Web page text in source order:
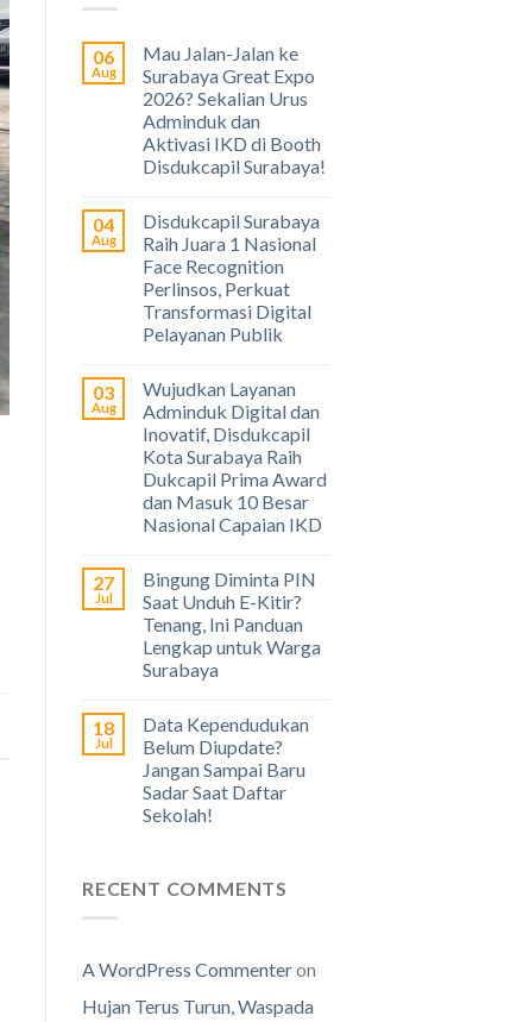
06
Aug
Mau Jalan-Jalan ke
Surabaya Great Expo
2026? Sekalian Urus
Adminduk dan
Aktivasi IKD di Booth
Disdukcapil Surabaya!
04
Aug
Disdukcapil Surabaya
Raih Juara 1 Nasional
Face Recognition
Perlinsos, Perkuat
Transformasi Digital
Pelayanan Publik
03
Aug
Wujudkan Layanan
Adminduk Digital dan
Inovatif, Disdukcapil
Kota Surabaya Raih
Dukcapil Prima Award
dan Masuk 10 Besar
Nasional Capaian IKD
27
Jul
Bingung Diminta PIN
Saat Unduh E-Kitir?
Tenang, Ini Panduan
Lengkap untuk Warga
Surabaya
18
Jul
Data Kependudukan
Belum Diupdate?
Jangan Sampai Baru
Sadar Saat Daftar
Sekolah!
RECENT COMMENTS
A WordPress Commenteron
Hujan Terus Turun, Waspada